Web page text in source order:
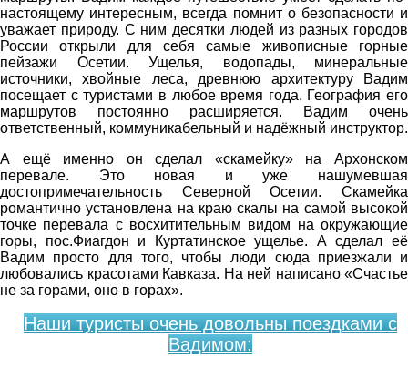
настоящему интересным, всегда помнит о безопасности и
уважает природу. С ним десятки людей из разных городов
России открыли для себя самые живописные горные
пейзажи Осетии. Ущелья, водопады, минеральные
источники, хвойные леса, древнюю архитектуру Вадим
посещает с туристами в любое время года. География его
маршрутов постоянно расширяется. Вадим очень
ответственный, коммуникабельный и надёжный инструктор.
А ещё именно он сделал «скамейку» на Архонском
перевале. Это новая и уже нашумевшая
достопримечательность Северной Осетии. Скамейка
романтично установлена на краю скалы на самой высокой
точке перевала с восхитительным видом на окружающие
горы, пос.Фиагдон и Куртатинское ущелье. А сделал её
Вадим просто для того, чтобы люди сюда приезжали и
любовались красотами Кавказа. На ней написано «Счастье
не за горами, оно в горах».
Наши туристы очень довольны поездками с
Вадимом: